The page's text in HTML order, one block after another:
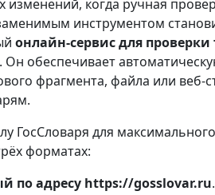
изменений, когда ручная
инструментом
онлайн-сервис для
. Он обеспечивает
фрагмента, файла или веб-
ГосСловаря для
форматах:
по адресу https://gosslovar.ru